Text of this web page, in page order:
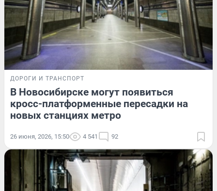
ДОРОГИ И ТРАНСПОРТ
В Новосибирске могут появиться
кросс-платформенные пересадки на
новых станциях метро
26 июня, 2026, 15:50 4 541 92